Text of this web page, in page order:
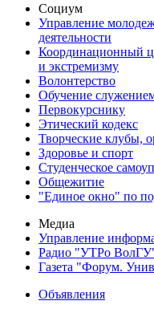
Социум
Управление
деятельности
Координационный
и экстремизму
Волонтерство
Обучение
Первокурснику
Этический кодекс
Творческие клубы,
Здоровье и спорт
Студенческое
Общежитие
"Единое окно" по
Медиа
Управление
Радио "УТРо
Газета "Форум.
Объявления